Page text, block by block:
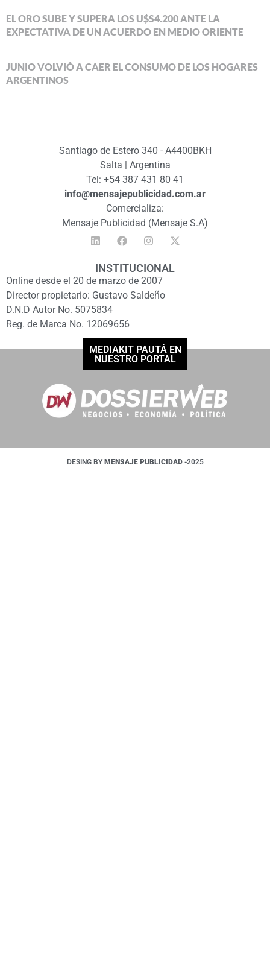
EL ORO SUBE Y SUPERA LOS U$S4.200 ANTE LA
EXPECTATIVA DE UN ACUERDO EN MEDIO ORIENTE
JUNIO VOLVIÓ A CAER EL CONSUMO DE LOS HOGARES
ARGENTINOS
Santiago de Estero 340 - A4400BKH
Salta | Argentina
Tel: +54 387 431 80 41
info@mensajepublicidad.com.ar
Comercializa:
Mensaje Publicidad (Mensaje S.A)
INSTITUCIONAL
Online desde el 20 de marzo de 2007
Director propietario: Gustavo Saldeño
D.N.D Autor No. 5075834
Reg. de Marca No. 12069656
MEDIAKIT PAUTÁ EN
NUESTRO PORTAL
DESING BY MENSAJE PUBLICIDAD -2025